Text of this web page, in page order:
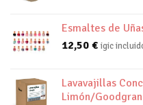
Esmaltes de
12,50 € igic
Lavavajillas
Limón/